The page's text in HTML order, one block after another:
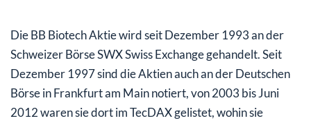
Die BB Biotech Aktie wird seit Dezember 1993 an der
Schweizer Börse SWX Swiss Exchange gehandelt. Seit
Dezember 1997 sind die Aktien auch an der Deutschen
Börse in Frankfurt am Main notiert, von 2003 bis Juni
2012 waren sie dort im TecDAX gelistet, wohin sie